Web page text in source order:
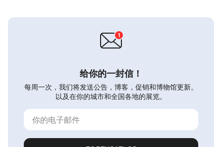
给你的一封信！
每周一次，我们将发送公告，博客，促销和博物馆更新。
以及在你的城市和全国各地的展览。